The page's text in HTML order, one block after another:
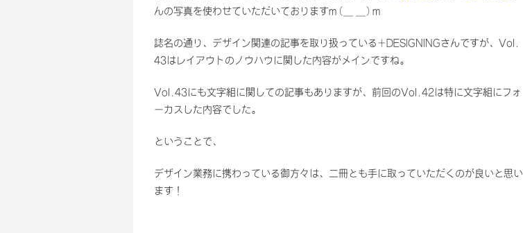
んの写真を使わせていただいておりますm(_ _)m
誌名の通り、デザイン関連の記事を取り扱っている+DESIGNINGさんですが、Vol.
43はレイアウトのノウハウに関した内容がメインですね。
Vol.43にも文字組に関しての記事もありますが、前回のVol.42は特に文字組にフォ
ーカスした内容でした。
ということで、
デザイン業務に携わっている御方々は、二冊とも手に取っていただくのが良いと思い
ます！